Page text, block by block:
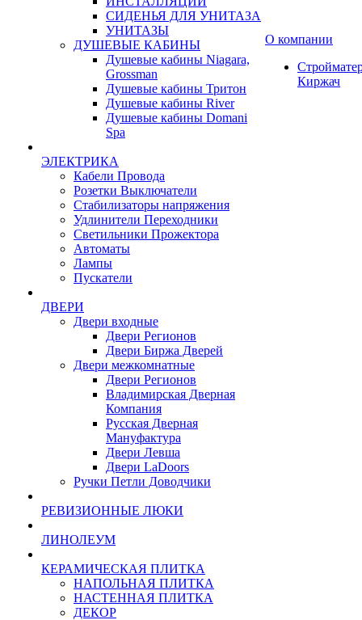
СИДЕНЬЯ ДЛЯ УНИТАЗА
УНИТАЗЫ
ДУШЕВЫЕ КАБИНЫ
Душевые кабины Niagara,
Grossman
Душевые кабины Тритон
Душевые кабины River
Душевые кабины Domani
Spa
ЭЛЕКТРИКА
Кабели Провода
Розетки Выключатели
Стабилизаторы напряжения
Удлинители Переходники
Светильники Прожектора
Автоматы
Лампы
Пускатели
ДВЕРИ
Двери входные
Двери Регионов
Двери Биржа Дверей
Двери межкомнатные
Двери Регионов
Владимирская Дверная
Компания
Русская Дверная
Мануфактура
Двери Левша
Двери LaDoors
Ручки Петли Доводчики
РЕВИЗИОННЫЕ ЛЮКИ
ЛИНОЛЕУМ
КЕРАМИЧЕСКАЯ ПЛИТКА
НАПОЛЬНАЯ ПЛИТКА
НАСТЕННАЯ ПЛИТКА
ДЕКОР
О компании
Киржач